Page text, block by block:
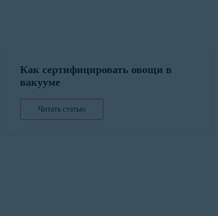
Как сертифицировать овощи в
вакууме
Читать статью